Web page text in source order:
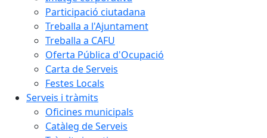
Participació ciutadana
Treballa a l'Ajuntament
Treballa a CAFU
Oferta Pública d'Ocupació
Carta de Serveis
Festes Locals
Serveis i tràmits
Oficines municipals
Catàleg de Serveis